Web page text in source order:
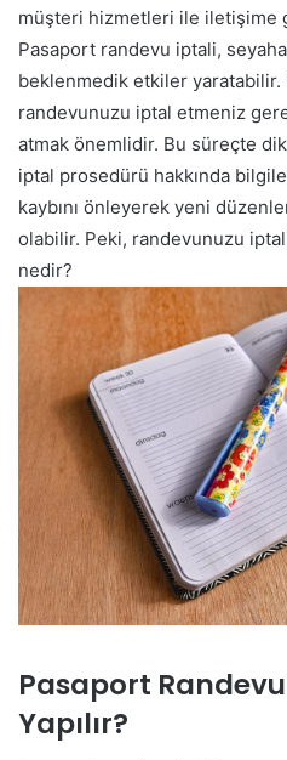
müşteri hizmetleri ile iletişime
Pasaport randevu iptali,
beklenmedik etkiler
randevunuzu iptal etmeniz
atmak önemlidir. Bu süreçte
iptal prosedürü hakkında
kaybını önleyerek yeni
olabilir. Peki, randevunuzu
nedir?
Pasaport
Yapılır?